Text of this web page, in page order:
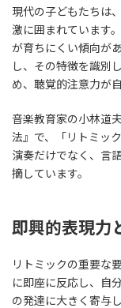
現代の子どもたちは
激に囲まれています
が育ちにくい傾向が
し、その特徴を識別
め、聴覚的注意力が
音楽教育家の小林道
法』で、「リトミッ
演奏だけでなく、言
摘しています。
即興的表現力
リトミックの重要な
に即座に反応し、自
の発達に大きく寄与し